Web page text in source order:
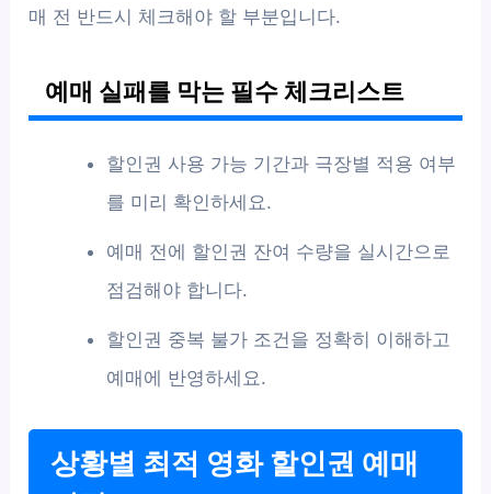
매 전 반드시 체크해야 할 부분입니다.
예매 실패를 막는 필수 체크리스트
할인권 사용 가능 기간과 극장별 적용 여부
를 미리 확인하세요.
예매 전에 할인권 잔여 수량을 실시간으로
점검해야 합니다.
할인권 중복 불가 조건을 정확히 이해하고
예매에 반영하세요.
상황별 최적 영화 할인권 예매